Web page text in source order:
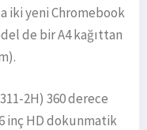
iki yeni Chromebook
de bir A4 kağıttan
2H) 360 derece
inç HD dokunmatik